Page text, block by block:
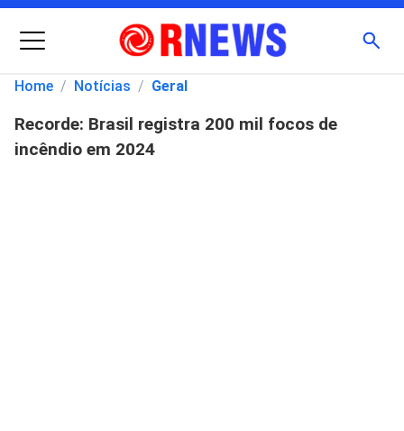
Menu
Pesquisar
por:
Home / Notícias / Geral
Recorde: Brasil registra 200 mil focos de
incêndio em 2024